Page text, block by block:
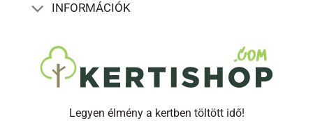
INFORMÁCIÓK
Legyen élmény a kertben töltött idő!